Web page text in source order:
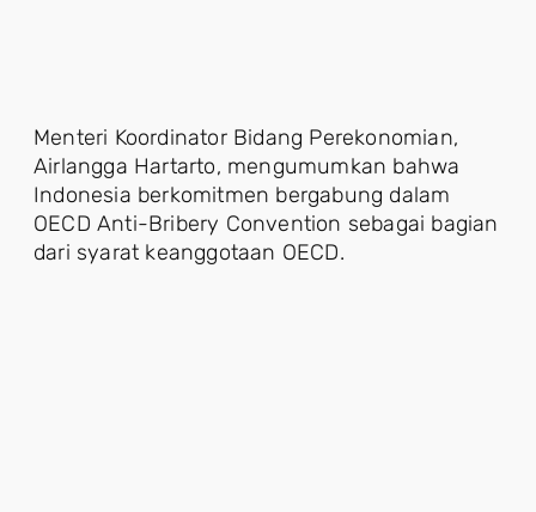
Menteri Koordinator Bidang Perekonomian,
Airlangga Hartarto, mengumumkan bahwa
Indonesia berkomitmen bergabung dalam
OECD Anti-Bribery Convention sebagai bagian
dari syarat keanggotaan OECD.